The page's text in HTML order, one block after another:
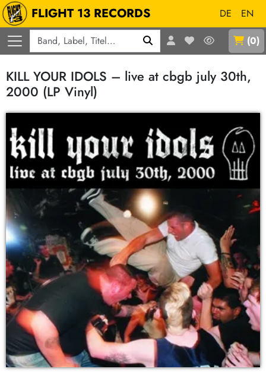
FLIGHT 13 RECORDS DE
EN
(0)
KILL YOUR IDOLS – live at cbgb july 30th,
2000 (LP Vinyl)